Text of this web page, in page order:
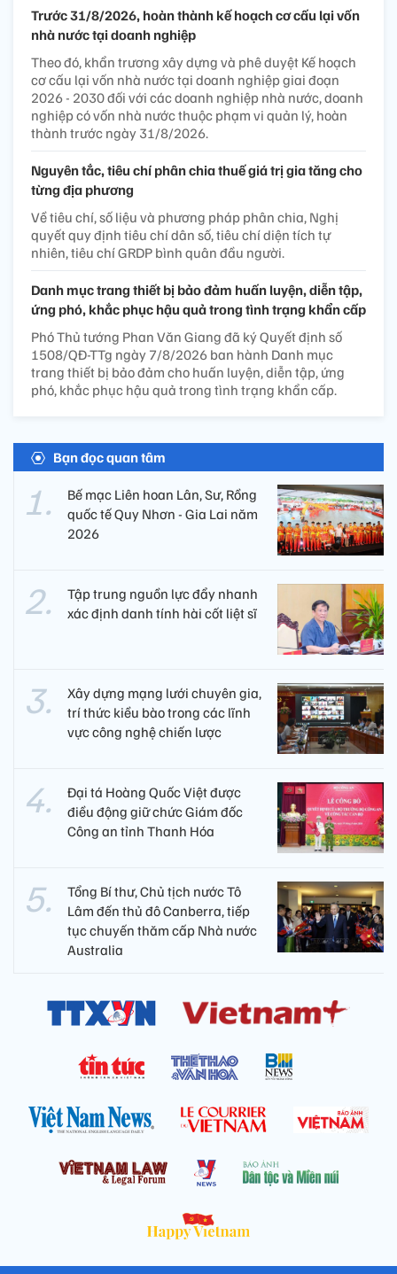
Trước 31/8/2026, hoàn thành kế hoạch cơ cấu lại vốn
nhà nước tại doanh nghiệp
Theo đó, khẩn trương xây dựng và phê duyệt Kế hoạch
cơ cấu lại vốn nhà nước tại doanh nghiệp giai đoạn
2026 - 2030 đối với các doanh nghiệp nhà nước, doanh
nghiệp có vốn nhà nước thuộc phạm vi quản lý, hoàn
thành trước ngày 31/8/2026.
Nguyên tắc, tiêu chí phân chia thuế giá trị gia tăng cho
từng địa phương
Về tiêu chí, số liệu và phương pháp phân chia, Nghị
quyết quy định tiêu chí dân số, tiêu chí diện tích tự
nhiên, tiêu chí GRDP bình quân đầu người.
Danh mục trang thiết bị bảo đảm huấn luyện, diễn tập,
ứng phó, khắc phục hậu quả trong tình trạng khẩn cấp
Phó Thủ tướng Phan Văn Giang đã ký Quyết định số
1508/QĐ-TTg ngày 7/8/2026 ban hành Danh mục
trang thiết bị bảo đảm cho huấn luyện, diễn tập, ứng
phó, khắc phục hậu quả trong tình trạng khẩn cấp.
Bạn đọc quan tâm
Bế mạc Liên hoan Lân, Sư, Rồng
quốc tế Quy Nhơn - Gia Lai năm
2026
Tập trung nguồn lực đẩy nhanh
xác định danh tính hài cốt liệt sĩ
Xây dựng mạng lưới chuyên gia,
trí thức kiều bào trong các lĩnh
vực công nghệ chiến lược
Đại tá Hoàng Quốc Việt được
điều động giữ chức Giám đốc
Công an tỉnh Thanh Hóa
Tổng Bí thư, Chủ tịch nước Tô
Lâm đến thủ đô Canberra, tiếp
tục chuyến thăm cấp Nhà nước
Australia